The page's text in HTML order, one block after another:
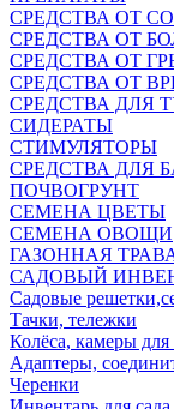
СРЕДСТВА ОТ
СРЕДСТВА ОТ
СРЕДСТВА ОТ
СРЕДСТВА ОТ
СРЕДСТВА ДЛЯ
СИДЕРАТЫ
СТИМУЛЯТОРЫ
СРЕДСТВА ДЛЯ
ПОЧВОГРУНТ
СЕМЕНА ЦВЕТЫ
СЕМЕНА ОВОЩИ
ГАЗОННАЯ
САДОВЫЙ
Садовые
Тачки, тележки
Колёса, камеры для
Адаптеры,
Черенки